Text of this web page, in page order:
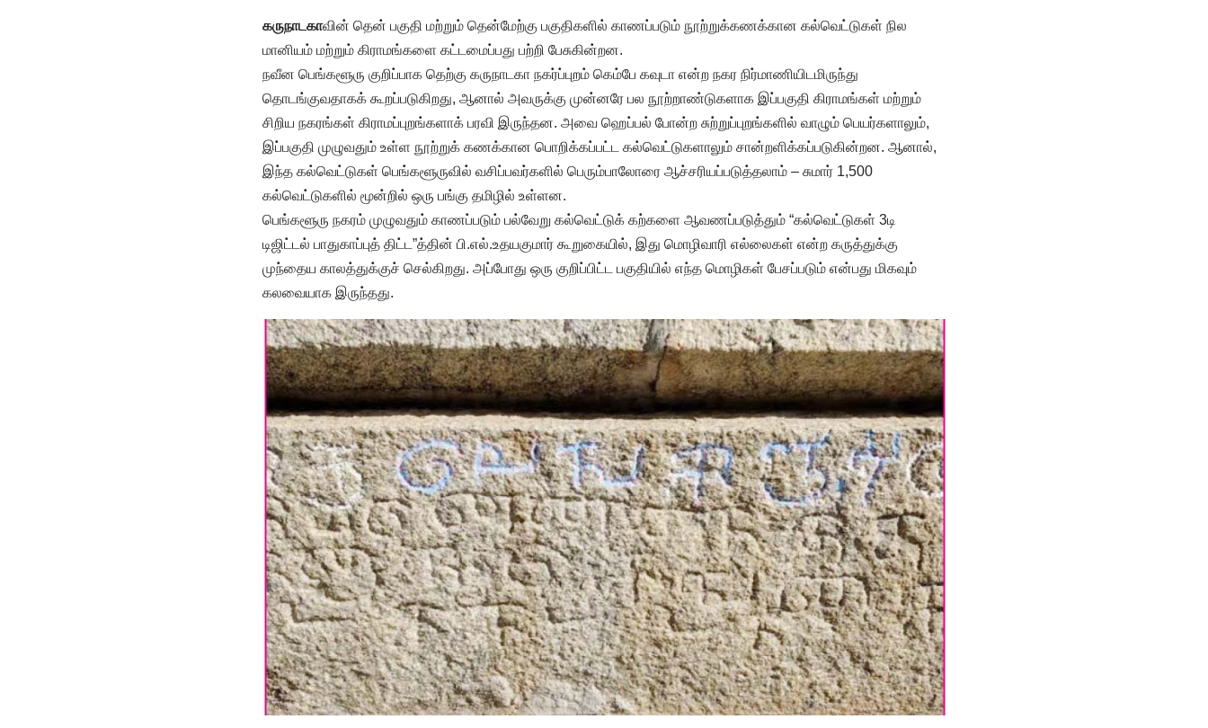
கருநாடகாவின் தென் பகுதி மற்றும் தென்மேற்கு பகுதிகளில் காணப்படும் நூற்றுக்கணக்கான கல்வெட்டுகள் நில
மானியம் மற்றும் கிராமங்களை கட்டமைப்பது பற்றி பேசுகின்றன.
நவீன பெங்களூரு குறிப்பாக தெற்கு கருநாடகா நகர்ப்புறம் கெம்பே கவுடா என்ற நகர நிர்மாணியிடமிருந்து
தொடங்குவதாகக் கூறப்படுகிறது, ஆனால் அவருக்கு முன்னரே பல நூற்றாண்டுகளாக இப்பகுதி கிராமங்கள் மற்றும்
சிறிய நகரங்கள் கிராமப்புறங்களாக் பரவி இருந்தன. அவை ஹெப்பல் போன்ற சுற்றுப்புறங்களில் வாழும் பெயர்களாலும்,
இப்பகுதி முழுவதும் உள்ள நூற்றுக் கணக்கான பொறிக்கப்பட்ட கல்வெட்டுகளாலும் சான்றளிக்கப்படுகின்றன. ஆனால்,
இந்த கல்வெட்டுகள் பெங்களூருவில் வசிப்பவர்களில் பெரும்பாலோரை ஆச்சரியப்படுத்தலாம் – சுமார் 1,500
கல்வெட்டுகளில் மூன்றில் ஒரு பங்கு தமிழில் உள்ளன.
பெங்களூரு நகரம் முழுவதும் காணப்படும் பல்வேறு கல்வெட்டுக் கற்களை ஆவணப்படுத்தும் “கல்வெட்டுகள் 3டி
டிஜிட்டல் பாதுகாப்புத் திட்ட”த்தின் பி.எல்.உதயகுமார் கூறுகையில், இது மொழிவாரி எல்லைகள் என்ற கருத்துக்கு
முந்தைய காலத்துக்குச் செல்கிறது. அப்போது ஒரு குறிப்பிட்ட பகுதியில் எந்த மொழிகள் பேசப்படும் என்பது மிகவும்
கலவையாக இருந்தது.